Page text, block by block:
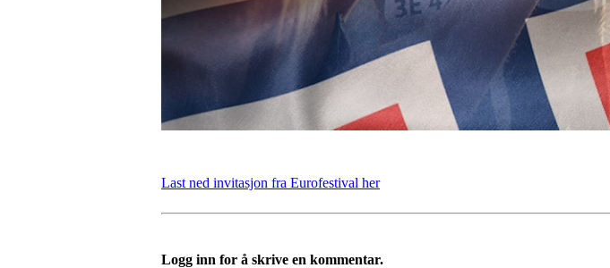
Last ned invitasjon fra Eurofestival her
Logg inn for å skrive en kommentar.